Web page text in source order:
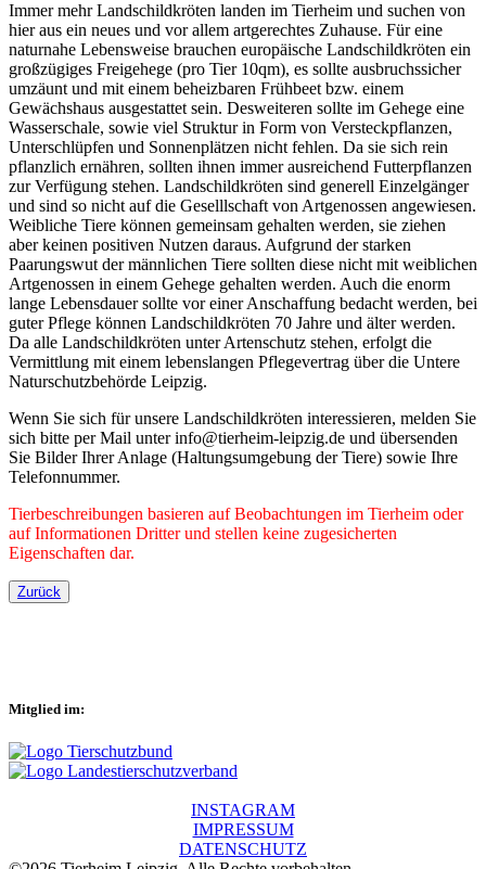
Immer mehr Landschildkröten landen im Tierheim und suchen von
hier aus ein neues und vor allem artgerechtes Zuhause. Für eine
naturnahe Lebensweise brauchen europäische Landschildkröten ein
großzügiges Freigehege (pro Tier 10qm), es sollte ausbruchssicher
umzäunt und mit einem beheizbaren Frühbeet bzw. einem
Gewächshaus ausgestattet sein. Desweiteren sollte im Gehege eine
Wasserschale, sowie viel Struktur in Form von Versteckpflanzen,
Unterschlüpfen und Sonnenplätzen nicht fehlen. Da sie sich rein
pflanzlich ernähren, sollten ihnen immer ausreichend Futterpflanzen
zur Verfügung stehen. Landschildkröten sind generell Einzelgänger
und sind so nicht auf die Geselllschaft von Artgenossen angewiesen.
Weibliche Tiere können gemeinsam gehalten werden, sie ziehen
aber keinen positiven Nutzen daraus. Aufgrund der starken
Paarungswut der männlichen Tiere sollten diese nicht mit weiblichen
Artgenossen in einem Gehege gehalten werden. Auch die enorm
lange Lebensdauer sollte vor einer Anschaffung bedacht werden, bei
guter Pflege können Landschildkröten 70 Jahre und älter werden.
Da alle Landschildkröten unter Artenschutz stehen, erfolgt die
Vermittlung mit einem lebenslangen Pflegevertrag über die Untere
Naturschutzbehörde Leipzig.
Wenn Sie sich für unsere Landschildkröten interessieren, melden Sie
sich bitte per Mail unter info@tierheim-leipzig.de und übersenden
Sie Bilder Ihrer Anlage (Haltungsumgebung der Tiere) sowie Ihre
Telefonnummer.
Tierbeschreibungen basieren auf Beobachtungen im Tierheim oder
auf Informationen Dritter und stellen keine zugesicherten
Eigenschaften dar.
Zurück
Mitglied im:
INSTAGRAM
IMPRESSUM
DATENSCHUTZ